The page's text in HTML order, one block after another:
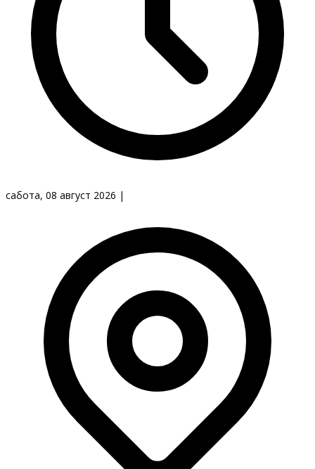
сабота, 08 август 2026 |